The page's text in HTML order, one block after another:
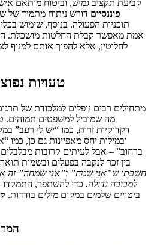
קביעת תקציב גמיש, וביטוח מותאם
פיננסיים דורש ניתוח מתמיד של
תוכניות הפעולה. בנוסף, שימוש
אמת מאפשר קבלת החלטות מושכלת.
לחלוטין, אלא להפוך אותם למנוף
טעויות
מתחילים רבים נופלים למלכודת של
מה שמוביל למשפטים תמוהים.
דקדוקיות זרות, כמו “יש לי רעב”
ובמילות יחס מאפיינות גם כן, כמו
ברחוב” – אבל לעיתים קרובות
בין זכר לנקבה בפעלים ובשמות
חשבתי ש”אני שמח” ו”אני שמחה” זה
למבוכה גדולה. כדי להשתפר, התמקדו
ביטויים שלמים במקום מילים בודדות.